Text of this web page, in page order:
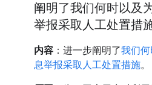
阐明了我们何时以及
举报采取人工处置措
内容 ：进一步阐明了我们
息举报采取人工处置措施。